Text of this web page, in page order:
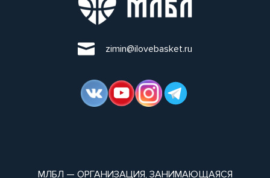
zimin@ilovebasket.ru
МЛБЛ — ОРГАНИЗАЦИЯ, ЗАНИМАЮЩАЯСЯ